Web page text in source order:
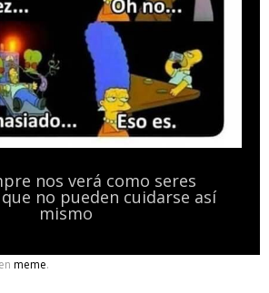
nos verá como seres
no pueden cuidarse así
mismo
en meme.